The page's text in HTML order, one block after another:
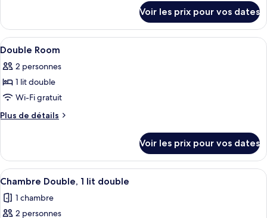
Chambre
Familiale
le
type
de
Chambre
Familiale
Voir les prix pour vos dates
Afficher
toutes
les
photos
pour
ce
chambre :
Double
Room
Espace de travail pour ordinateur
2
Double Room
2 personnes
1 lit double
Wi-Fi gratuit
Plus de détails
Plus
le
type
de
Double
Room
Voir les prix pour vos dates
Afficher
toutes
les
Une chambre d’hôtel moderne
8
Chambre Double, 1 lit double
1 chambre
2 personnes